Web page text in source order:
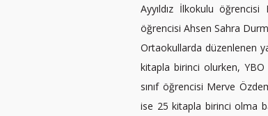
Ayyıldız İlkokulu
öğrencisi Ahsen Sahra
Ortaokullarda düzenlenen
kitapla birinci olurken, YBO
sınıf öğrencisi Merve
ise 25 kitapla birinci olma